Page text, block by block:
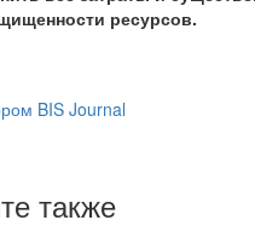
ресурсов.
BIS Journal
также